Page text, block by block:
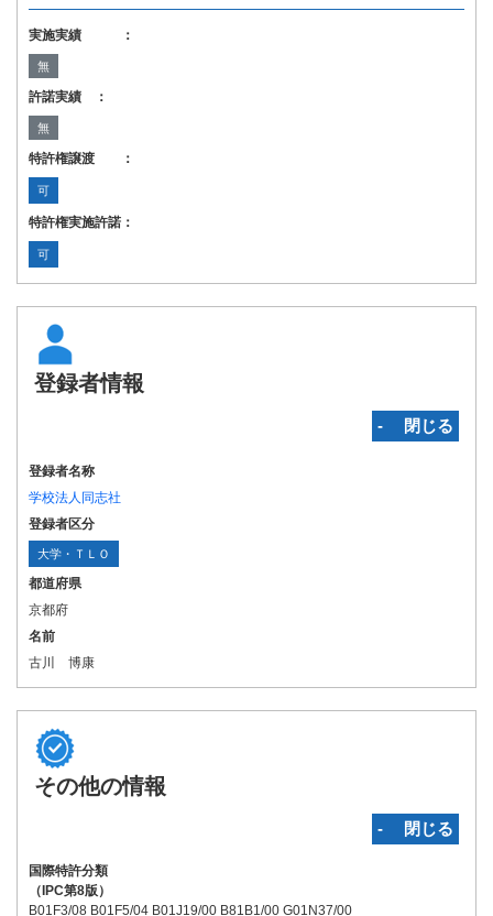
実施実績 ：
無
許諾実績 ：
無
特許権譲渡 ：
可
特許権実施許諾：
可
登録者情報
‐ 閉じる
登録者名称
学校法人同志社
登録者区分
大学・ＴＬＯ
都道府県
京都府
名前
古川 博康
その他の情報
‐ 閉じる
国際特許分類
（IPC第8版）
B01F3/08 B01F5/04 B01J19/00 B81B1/00 G01N37/00